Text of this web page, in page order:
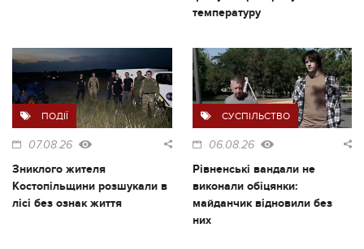
температуру
ПОДІЇ
07.08.26
Зниклого жителя
Костопільщини розшукали в
лісі без ознак життя
СУСПІЛЬСТВО
06.08.26
Рівненські вандали не
виконали обіцянки:
майданчик відновили без
них